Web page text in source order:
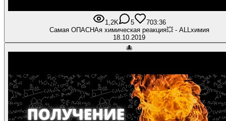
1,2K 5 703:36
Самая ОПАСНАя химическая реакция💥 - ALLхимия
18.10.2019
🐙